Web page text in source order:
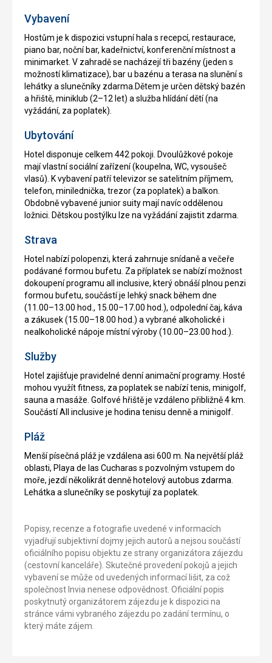
Vybavení
Hostům je k dispozici vstupní hala s recepcí, restaurace,
piano bar, noční bar, kadeřnictví, konferenční místnost a
minimarket. V zahradě se nacházejí tři bazény (jeden s
možností klimatizace), bar u bazénu a terasa na slunění s
lehátky a slunečníky zdarma.Dětem je určen dětský bazén
a hřiště, miniklub (2–12 let) a služba hlídání dětí (na
vyžádání, za poplatek).
Ubytování
Hotel disponuje celkem 442 pokoji. Dvoulůžkové pokoje
mají vlastní sociální zařízení (koupelna, WC, vysoušeč
vlasů). K vybavení patří televizor se satelitním příjmem,
telefon, minilednička, trezor (za poplatek) a balkon.
Obdobně vybavené junior suity mají navíc oddělenou
ložnici. Dětskou postýlku lze na vyžádání zajistit zdarma.
Strava
Hotel nabízí polopenzi, která zahrnuje snídaně a večeře
podávané formou bufetu. Za příplatek se nabízí možnost
dokoupení programu all inclusive, který obnáší plnou penzi
formou bufetu, součástí je lehký snack během dne
(11.00–13.00 hod., 15.00–17.00 hod.), odpolední čaj, káva
a zákusek (15.00–18.00 hod.) a vybrané alkoholické i
nealkoholické nápoje místní výroby (10.00–23.00 hod.).
Služby
Hotel zajišťuje pravidelné denní animační programy. Hosté
mohou využít fitness, za poplatek se nabízí tenis, minigolf,
sauna a masáže. Golfové hřiště je vzdáleno přibližně 4 km.
Součástí All inclusive je hodina tenisu denně a minigolf.
Pláž
Menší písečná pláž je vzdálena asi 600 m. Na největší pláž
oblasti, Playa de las Cucharas s pozvolným vstupem do
moře, jezdí několikrát denně hotelový autobus zdarma.
Lehátka a slunečníky se poskytují za poplatek.
Popisy, recenze a fotografie uvedené v informacích
vyjadřují subjektivní dojmy jejich autorů a nejsou součástí
oficiálního popisu objektu ze strany organizátora zájezdu
(cestovní kanceláře). Skutečné provedení pokojů a jejich
vybavení se může od uvedených informací lišit, za což
společnost Invia nenese odpovědnost. Oficiální popis
poskytnutý organizátorem zájezdu je k dispozici na
stránce vámi vybraného zájezdu po zadání termínu, o
který máte zájem.